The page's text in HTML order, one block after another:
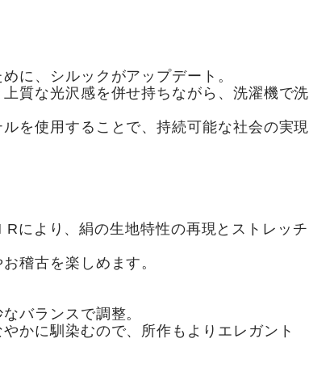
に、シルックがアップデート。
質な光沢感を併せ持ちながら、洗濯機で洗
を使用することで、持続可能な社会の実現
により、絹の生地特性の再現とストレッチ
稽古を楽しめます。
バランスで調整。
かに馴染むので、所作もよりエレガント